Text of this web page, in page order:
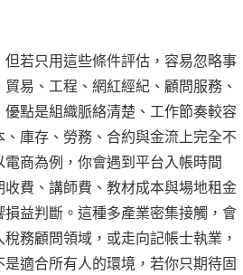
若只用這些條件評估，容易忽略事
易、工程、網紅經紀、顧問服務、
點是組織脈絡清楚、工作節奏較容
庫存、勞務、合約與金流上完全不
商為例，你會遇到平台入帳時間
費、講師費、教材成本與場地租金
益判斷。這種多產業密集接觸，會
務顧問領域，或走向記帳士執業，
適合所有人的環境，若你只期待固